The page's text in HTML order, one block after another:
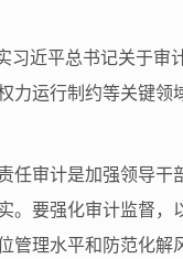
习近平总书记关于
力运行制约等关键
任审计是加强领导
。要强化审计监督
管理水平和防范化